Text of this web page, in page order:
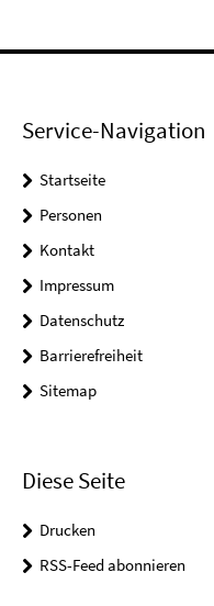
Service-Navigation
Startseite
Personen
Kontakt
Impressum
Datenschutz
Barrierefreiheit
Sitemap
Diese Seite
Drucken
RSS-Feed abonnieren